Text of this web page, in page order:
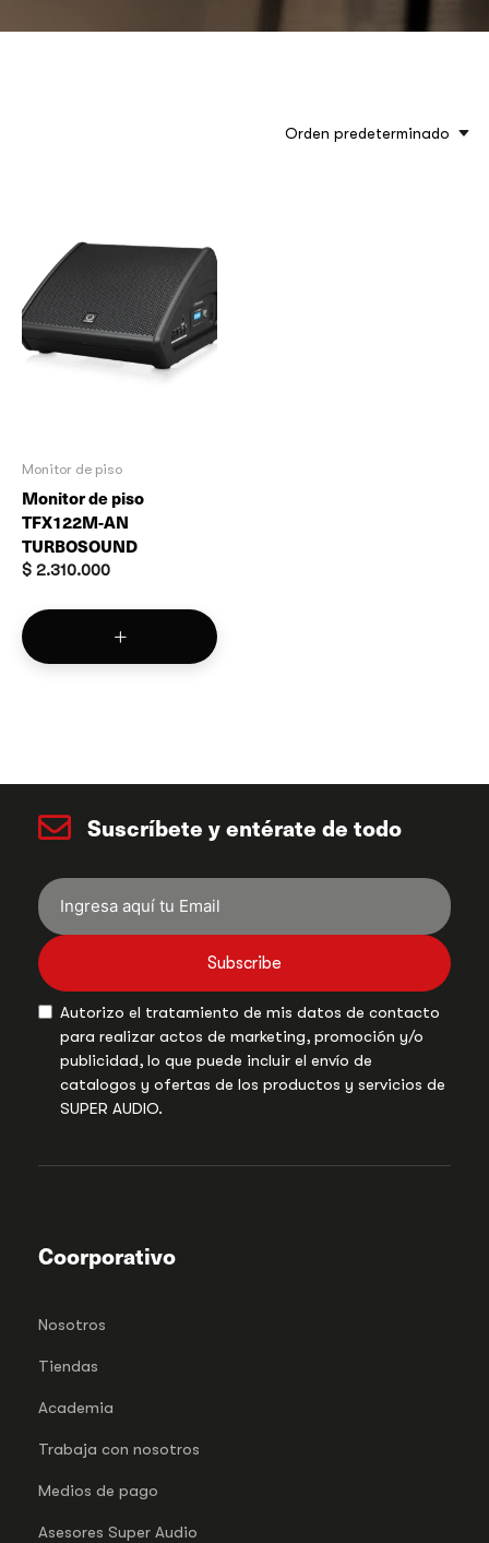
Orden predeterminado
Monitor de piso
Monitor de piso
TFX122M-AN
TURBOSOUND
$ 2.310.000
Suscríbete y entérate de todo
Subscribe
Autorizo el tratamiento de mis datos de contacto
para realizar actos de marketing, promoción y/o
publicidad, lo que puede incluir el envío de
catalogos y ofertas de los productos y servicios de
SUPER AUDIO.
Coorporativo
Nosotros
Tiendas
Academia
Trabaja con nosotros
Medios de pago
Asesores Super Audio